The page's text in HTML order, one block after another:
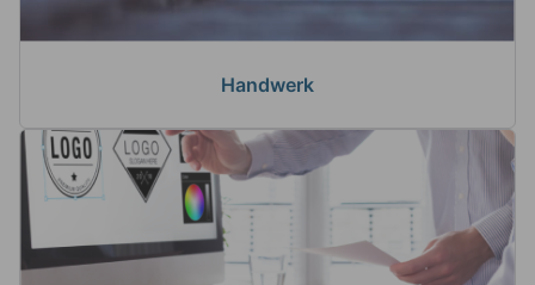
Handwerk